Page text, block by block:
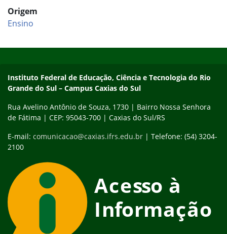
Origem
Ensino
Instituto Federal de Educação, Ciência e Tecnologia do Rio
Grande do Sul – Campus Caxias do Sul
Rua Avelino Antônio de Souza, 1730 | Bairro Nossa Senhora
de Fátima | CEP: 95043-700 | Caxias do Sul/RS
E-mail: comunicacao@caxias.ifrs.edu.br | Telefone: (54) 3204-
2100